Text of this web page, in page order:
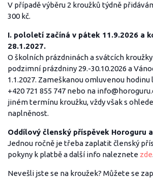
V případě výběru 2 kroužků týdně
300 kč.
I. pololetí začíná v pátek 11.9.2026 a
28.1.2027.
O školních prázdninách a svátcích
podzimní prázdniny 29.-30.10.2026 a
1.1.2027. Zameškanou omluvenou
+420 721 855 747 nebo na
jiném termínu kroužku, vždy však s
naplněnost.
Oddílový členský příspěvek Horoguru
Jednou ročně je třeba zaplatit členský
pokyny k platbě a další info naleznete zde.
Nevešli jste se na kroužek? Můžete se